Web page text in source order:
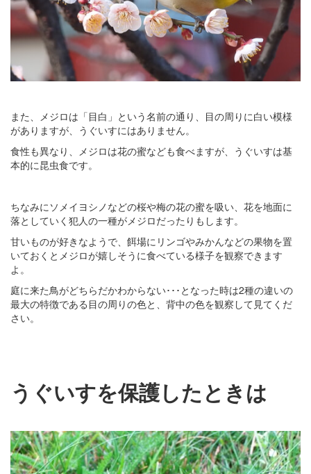
また、メジロは「目白」という名前の通り、目の周りに白い模様
がありますが、うぐいすにはありません。
食性も異なり、メジロは花の蜜なども食べますが、うぐいすは基
本的に昆虫食です。
ちなみにソメイヨシノなどの桜や梅の花の蜜を吸い、花を地面に
落としていく犯人の一種がメジロだったりもします。
甘いものが好きなようで、餌場にリンゴやみかんなどの果物を置
いておくとメジロが嬉しそうに食べている様子を観察できます
よ。
庭に来た鳥がどちらだかわからない･･･となった時は2種の違いの
最大の特徴である目の周りの色と、背中の色を観察して見てくだ
さい。
うぐいすを保護したときは